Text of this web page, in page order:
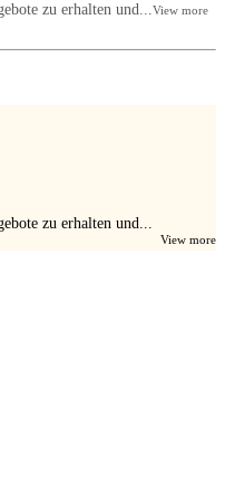
zu erhalten und...View more
zu erhalten und...
View more